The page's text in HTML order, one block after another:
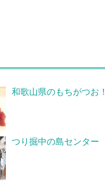
和歌山県のもちがつお！
つり掘中の島センター